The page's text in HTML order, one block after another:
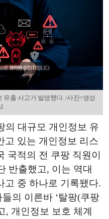
유출 사고가 발생했다. /사진=생성
의 대규모 개인정보 유
고 있는 개인정보 리스
국적의 전 쿠팡 직원이
반출했고, 이는 역대
고 중 하나로 기록됐다.
의 이른바 ‘탈팡(쿠팡
, 개인정보 보호 체계